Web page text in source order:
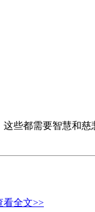
些都需要智慧和
看全文>>